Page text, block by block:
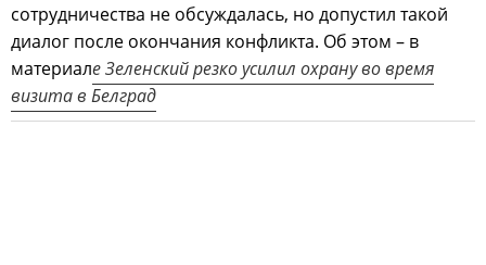
сотрудничества не обсуждалась, но допустил такой
диалог после окончания конфликта. Об этом – в
материале Зеленский резко усилил охрану во время
визита в Белград